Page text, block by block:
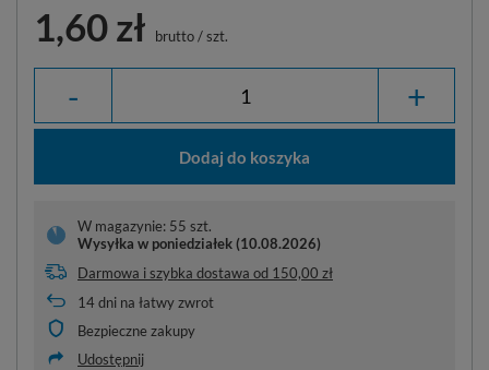
1,60 zł brutto/szt.
- +
Dodaj do koszyka
W magazynie: 55 szt.
Wysyłka w poniedziałek (10.08.2026)
Darmowa i szybka dostawa od 150,00 zł
14dni na łatwy zwrot
Bezpieczne zakupy
Udostępnij